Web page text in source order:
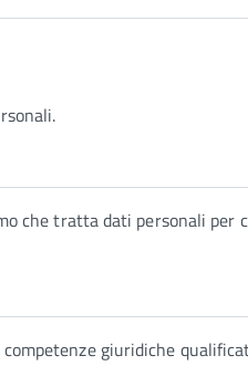
che tratta dati personali per
competenze giuridiche